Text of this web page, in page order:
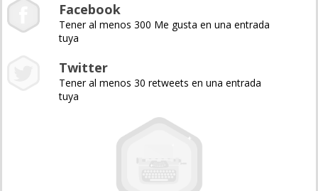
Facebook
Tener al menos 300 Me gusta en una entrada
tuya
Twitter
Tener al menos 30 retweets en una entrada
tuya